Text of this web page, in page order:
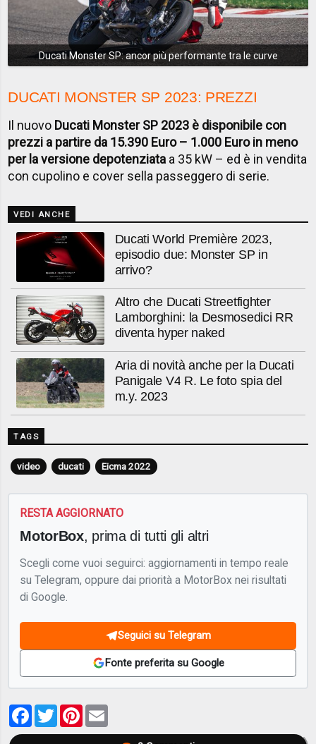
Ducati Monster SP: ancor più performante tra le curve
DUCATI MONSTER SP 2023: PREZZI
Il nuovo Ducati Monster SP 2023 è disponibile con
prezzi a partire da 15.390 Euro – 1.000 Euro in meno
per la versione depotenziata a 35 kW – ed è in vendita
con cupolino e cover sella passeggero di serie.
VEDI ANCHE
Ducati World Première 2023,
episodio due: Monster SP in
arrivo?
Altro che Ducati Streetfighter
Lamborghini: la Desmosedici RR
diventa hyper naked
Aria di novità anche per la Ducati
Panigale V4 R. Le foto spia del
m.y. 2023
TAGS
video ducati Eicma 2022
RESTA AGGIORNATO
MotorBox, prima di tutti gli altri
Scegli come vuoi seguirci: aggiornamenti in tempo reale
su Telegram, oppure dai priorità a MotorBox nei risultati
di Google.
Seguici su Telegram
Fonte preferita su Google
Facebook
TwitterPinterest